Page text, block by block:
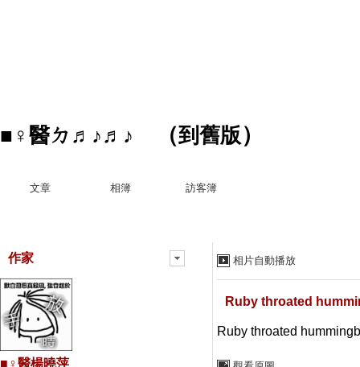
■♀醫ㄉ♬♪♬♪ （到舊版）
文章 相簿 訪客簿
相片自動播放
Ruby throated
Ruby throated
作家
■♀醫楊曉萍